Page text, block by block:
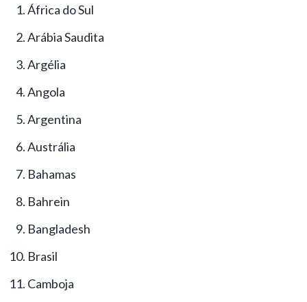
África do Sul
Arábia Saudita
Argélia
Angola
Argentina
Austrália
Bahamas
Bahrein
Bangladesh
Brasil
Camboja